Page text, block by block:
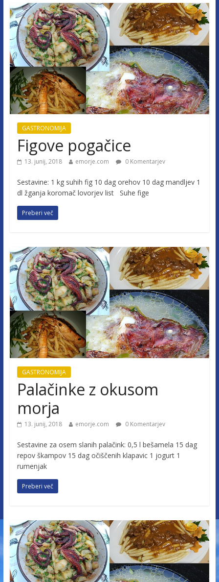
GASTRONOMIJA
Figove pogačice
13. junij, 2018 emorje.com 0 Komentarjev
Sestavine: 1 kg suhih fig 10 dag orehov 10 dag mandljev 1
dl žganja koromač lovorjev list Suhe fige
Preberi več
GASTRONOMIJA
Palačinke z okusom
morja
13. junij, 2018 emorje.com 0 Komentarjev
Sestavine za osem slanih palačink: 0,5 l bešamela 15 dag
repov škampov 15 dag očiščenih klapavic 1 jogurt 1
rumenjak
Preberi več